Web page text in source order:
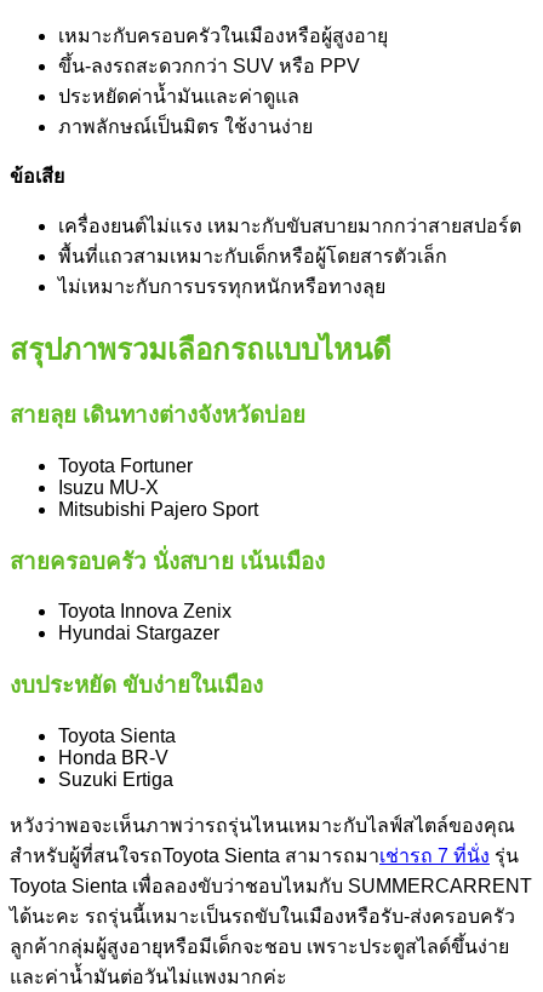
เหมาะกับครอบครัวในเมืองหรือผู้สูงอายุ
ขึ้น-ลงรถสะดวกกว่า SUV หรือ PPV
ประหยัดค่าน้ำมันและค่าดูแล
ภาพลักษณ์เป็นมิตร ใช้งานง่าย
ข้อเสีย
เครื่องยนต์ไม่แรง เหมาะกับขับสบายมากกว่าสายสปอร์ต
พื้นที่แถวสามเหมาะกับเด็กหรือผู้โดยสารตัวเล็ก
ไม่เหมาะกับการบรรทุกหนักหรือทางลุย
สรุปภาพรวมเลือกรถแบบไหนดี
สายลุย เดินทางต่างจังหวัดบ่อย
Toyota Fortuner
Isuzu MU-X
Mitsubishi Pajero Sport
สายครอบครัว นั่งสบาย เน้นเมือง
Toyota Innova Zenix
Hyundai Stargazer
งบประหยัด ขับง่ายในเมือง
Toyota Sienta
Honda BR-V
Suzuki Ertiga
หวังว่าพอจะเห็นภาพว่ารถรุ่นไหนเหมาะกับไลฟ์สไตล์ของคุณ
สำหรับผู้ที่สนใจรถToyota Sienta สามารถมาเช่ารถ 7 ที่นั่ง รุ่น
Toyota Sienta เพื่อลองขับว่าชอบไหมกับ SUMMERCARRENT
ได้นะคะ รถรุ่นนี้เหมาะเป็นรถขับในเมืองหรือรับ-ส่งครอบครัว
ลูกค้ากลุ่มผู้สูงอายุหรือมีเด็กจะชอบ เพราะประตูสไลด์ขึ้นง่าย
และค่าน้ำมันต่อวันไม่แพงมากค่ะ